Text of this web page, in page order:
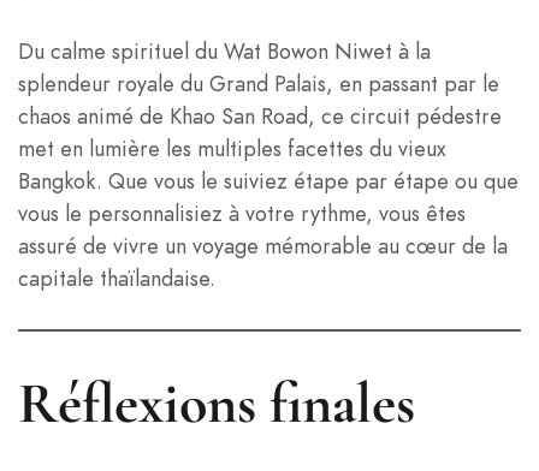
Du calme spirituel du Wat Bowon Niwet à la
splendeur royale du Grand Palais, en passant par le
chaos animé de Khao San Road, ce circuit pédestre
met en lumière les multiples facettes du vieux
Bangkok. Que vous le suiviez étape par étape ou que
vous le personnalisiez à votre rythme, vous êtes
assuré de vivre un voyage mémorable au cœur de la
capitale thaïlandaise.
Réflexions finales